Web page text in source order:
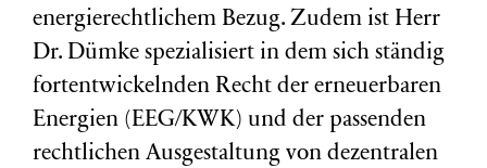
energierechtlichem Bezug. Zudem ist Herr
Dr. Dümke spezialisiert in dem sich ständig
fortentwickelnden Recht der erneuerbaren
Energien (EEG/KWK) und der passenden
rechtlichen Ausgestaltung von dezentralen